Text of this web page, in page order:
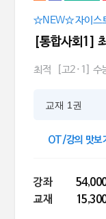
☆NEW☆ 자이스토
[통합사회1]
최적 [고2·1] 수
교재 1권
OT/강의 맛보
강좌
교재